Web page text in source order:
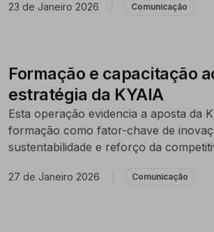
23 de Janeiro 2026 Comunicação
Formação e capacitação
estratégia da KYAIA
Esta operação evidencia a aposta da
formação como fator-chave de
sustentabilidade e reforço da
27 de Janeiro 2026 Comunicação